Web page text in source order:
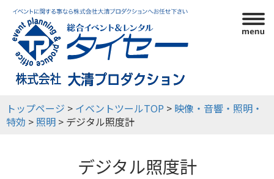
利用ガイド
イベントツール
イベント実績
トップページ > イベントツールTOP > 映像・音響・照明・
特効 > 照明 > デジタル照度計
デジタル照度計